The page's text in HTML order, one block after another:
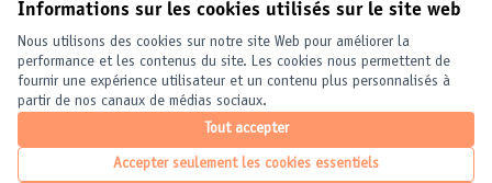
Informations sur les cookies utilisés sur le site web
Nous utilisons des cookies sur notre site Web pour améliorer la
performance et les contenus du site. Les cookies nous permettent de
fournir une expérience utilisateur et un contenu plus personnalisés à
partir de nos canaux de médias sociaux.
Tout accepter
Accepter seulement les cookies essentiels
Conditions d'utilisation
Paramètres des cookies
United Cities and Local Governments sur X
(Lien externe)
United Cities and Local Governments sur Facebook
(Lien externe)
United Cities and Local Governments sur YouTube
(Lien externe)
Français
Elegir el idiomaChoose languageChoisir la langue